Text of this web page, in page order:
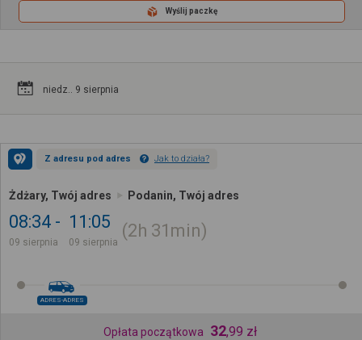
Wyślij paczkę
niedz.. 9 sierpnia
Z adresu pod adres Jak to działa?
Żdżary, Twój adres Podanin, Twój adres
08:34
09 sierpnia
11:05
09 sierpnia
2h 31min
ADRES-ADRES
Opłata początkowa 32,99 zł